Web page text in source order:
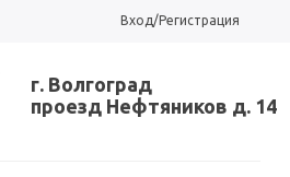
Вход/Регистрация
г. Волгоград
проезд Нефтяников д. 14